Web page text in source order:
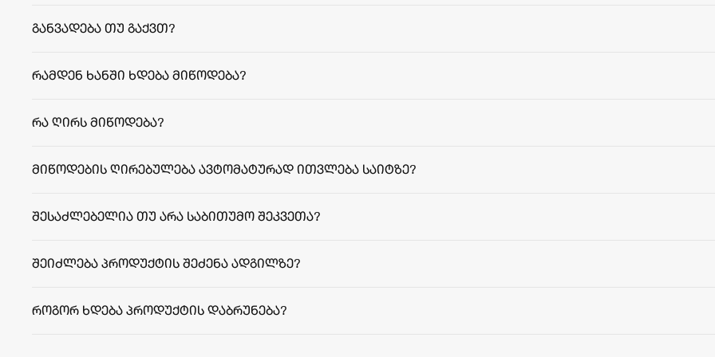
განვადება თუ გაქვთ?
რამდენ ხანში ხდება მიწოდება?
რეგიონები:
რა ღირს მიწოდება?
მიწოდების ღირებულება ავტომატურად ითვლება საიტზე?
შესაძლებელია თუ არა საბითუმო შეკვეთა?
შეიძლება პროდუქტის შეძენა ადგილზე?
როგორ ხდება პროდუქტის დაბრუნება?